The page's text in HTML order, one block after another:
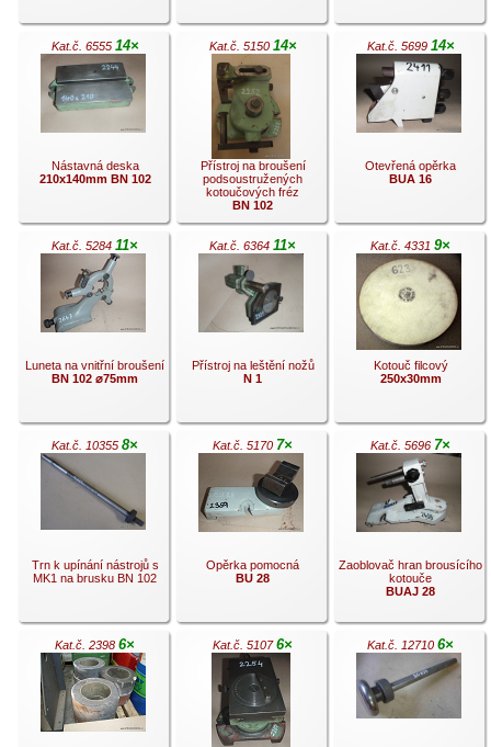
. .
Kat.č. 6555 14×
Nástavná deska
210x140mm BN 102
.
Kat.č. 5150 14×
Přístroj na broušení
podsoustružených
kotoučových fréz
BN 102
.
Kat.č. 5699 14×
Otevřená opěrka
BUA 16
.
Kat.č. 5284 11×
Luneta na vnitřní broušení
BN 102 ⌀75mm
.
Kat.č. 6364 11×
Přístroj na leštění nožů
N 1
.
Kat.č. 4331 9×
Kotouč filcový
250x30mm
.
Kat.č. 10355 8×
Trn k upínání nástrojů s
MK1 na brusku BN 102
.
Kat.č. 5170 7×
Opěrka pomocná
BU 28
.
Kat.č. 5696 7×
Zaoblovač hran brousícího
kotouče
BUAJ 28
.
Kat.č. 2398 6× Kat.č. 51076× Kat.č. 12710 6×